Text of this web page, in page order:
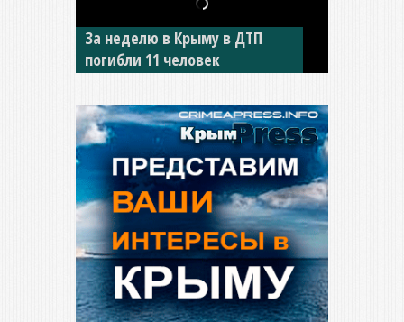
В Джанкое водитель ВАЗа
сбил двух детей на «зебре»